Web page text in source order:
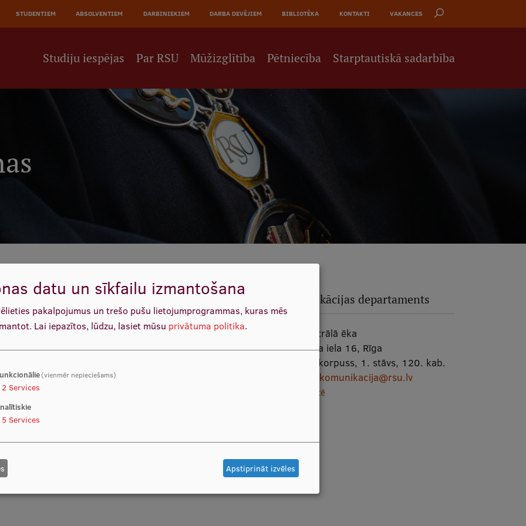
STUDENTIEM ABSOLVENTIEM DARBINIEKIEM DARBA DEVĒJIEM BIBLIOTĒKA KONTAKTI VAKANCES
Studiju iespējas Par RSU Mūžizglītība Pētniecība Starptautiskā sadarbība
pieciem gadiem. RSU rektoru
kura sastāv no 130 augstskolas
pārstāvjiem, 26
un 26 studentiem. Par rektoru
ir atdevuši vairāk nekā pusi
23. novembrī, un RSU Satversmes sapulce saskaņā
uz pieciem gadiem ievēlēja profesoru Aigaru
2027. gada rudenī.
Komunikācijas departaments
RSU centrālā ēka
Dzirciema iela 16, Rīga
K korpuss, 1. stāvs, 120. kab.
komunikacija@rsu.lv
Skatīt kartē
datu un sīkfailu izmantošana
pakalpojumus un trešo pušu lietojumprogrammas, kuras mēs
Lai iepazītos, lūdzu, lasiet mūsu privātuma politika.
(vienmēr nepieciešams)
2 Services
5 Services
Apstiprināt izvēles